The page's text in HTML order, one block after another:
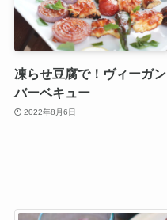
凍らせ豆腐で！ヴィーガン
バーベキュー
2022年8月6日